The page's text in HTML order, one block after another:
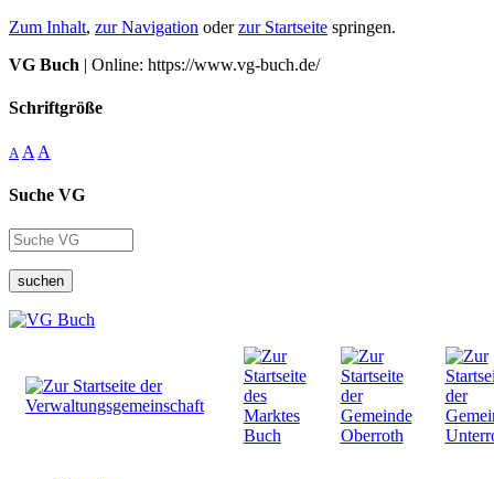
Zum Inhalt, zur Navigation oderzur Startseite springen.
VG Buch | Online: https://www.vg-buch.de/
Schriftgröße
A A A
Suche VG
suchen